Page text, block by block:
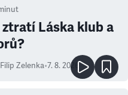
Láska klub a
Filip Zelenka•7. 8. 2026